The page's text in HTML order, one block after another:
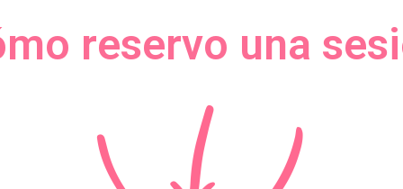
reservo una